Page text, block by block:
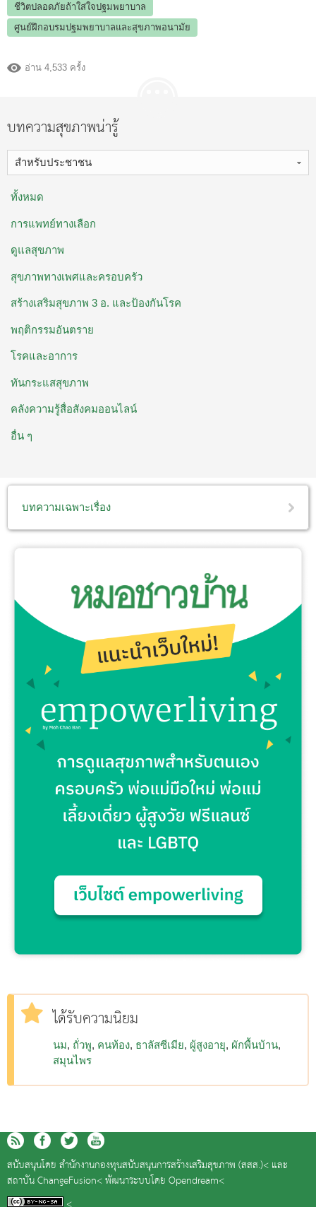
ชีวิตปลอดภัยถ้าใส่ใจปฐมพยาบาล
ศูนย์ฝึกอบรมปฐมพยาบาลและสุขภาพอนามัย
อ่าน 4,533 ครั้ง
บทความสุขภาพน่ารู้
สำหรับประชาชน
ทั้งหมด
การแพทย์ทางเลือก
ดูแลสุขภาพ
สุขภาพทางเพศและครอบครัว
สร้างเสริมสุขภาพ 3 อ. ​และป้องกันโรค
พฤติกรรมอันตราย
โรคและอาการ
ทันกระแสสุขภาพ
คลังความรู้สื่อสังคมออนไลน์
อื่น ๆ
บทความเฉพาะเรื่อง
ได้รับความนิยม
นม ถั่วพู คนท้อง ธาลัสซีเมีย ผู้สูงอายุ ผักพื้นบ้าน
สมุนไพร
สนับสนุนโดย สำนักงานกองทุนสนับสนุนการสร้างเสริมสุขภาพ (สสส.)< และ
สถาบัน ChangeFusion<พัฒนาระบบโดย Opendream<